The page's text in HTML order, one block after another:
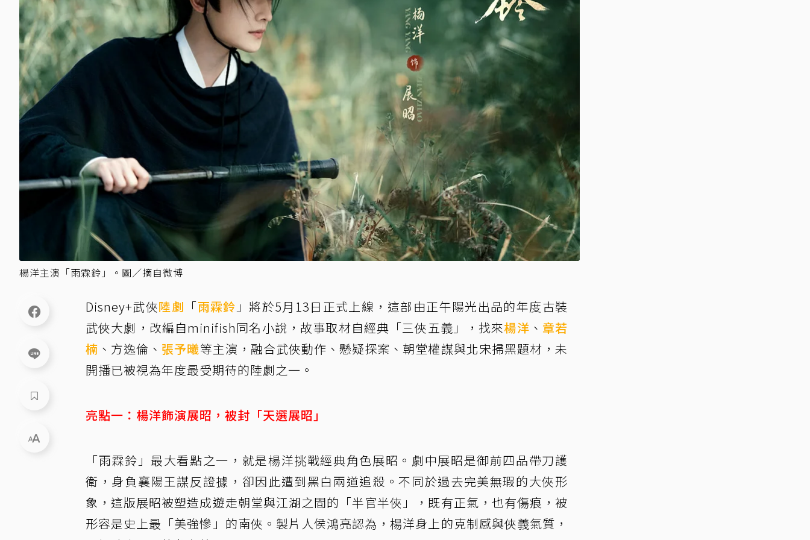
楊洋主演「雨霖鈴」。圖／摘自微博
Disney+武俠陸劇 「雨霖鈴 」將於5月13日正式上線，這部由正午陽光出品的年度古裝
武俠大劇，改編自minifish同名小說，故事取材自經典「三俠五義」，找來楊洋 、 章若
楠 、方逸倫、 張予曦等主演，融合武俠動作、懸疑探案、朝堂權謀與北宋掃黑題材，未
開播已被視為年度最受期待的陸劇之一。
亮點一：楊洋飾演展昭，被封「天選展昭」
「雨霖鈴」最大看點之一，就是楊洋挑戰經典角色展昭。劇中展昭是御前四品帶刀護
衛，身負襄陽王謀反證據，卻因此遭到黑白兩道追殺。不同於過去完美無瑕的大俠形
象，這版展昭被塑造成遊走朝堂與江湖之間的「半官半俠」，既有正氣，也有傷痕，被
形容是史上最「美強慘」的南俠。製片人侯鴻亮認為，楊洋身上的克制感與俠義氣質，